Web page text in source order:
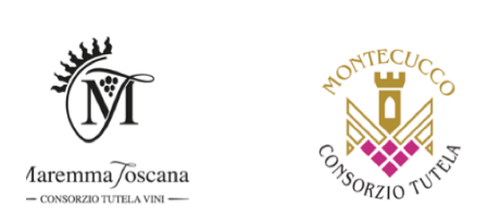
abbracciando invece i principi del Barocco: l'arte come
meraviglia, l'ostentazione della tecnica e la ricerca del
sorprendente. Marino visse in un'epoca di grandi
cambiamenti culturali e sociali, e la sua opera riflette questa
complessità. L'Adone è un poema epico-mitologico in 20
canti, composto da oltre 40.000 versi. Narra la storia